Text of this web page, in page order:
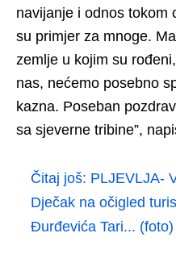
navijanje i odnos tokom
su primjer za mnoge.
zemlje u kojim su
nas, nećemo posebno
kazna. Poseban
sa sjeverne tribine”,
Čitaj još: PLJEVLJA-
Dječak na očigled
Đurđevića Tari... (foto)